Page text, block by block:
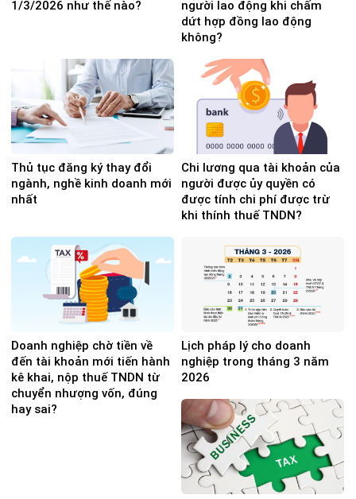
1/3/2026 như thế nào?
người lao động khi chấm
dứt hợp đồng lao động
không?
Thủ tục đăng ký thay đổi
ngành, nghề kinh doanh mới
nhất
Chi lương qua tài khoản của
người được ủy quyền có
được tính chi phí được trừ
khi thính thuế TNDN?
Doanh nghiệp chờ tiền về
đến tài khoản mới tiến hành
kê khai, nộp thuế TNDN từ
chuyển nhượng vốn, đúng
hay sai?
Lịch pháp lý cho doanh
nghiệp trong tháng 3 năm
2026